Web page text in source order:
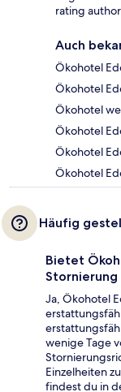
rating
Auch
Ökohotel
Ökohotel
Ökohotel
Ökohotel
Ökohotel
Ökohotel
Häufig
Bietet
Stornierung
Ja, Ökohotel
wenige Tage
Einzelheiten
findest du in